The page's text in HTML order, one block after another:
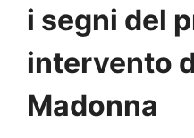
i segni del
intervento
Madonna